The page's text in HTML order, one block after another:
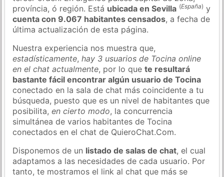
província, ó región. Está ubicada en Sevilla (España) y
cuenta con 9.067 habitantes censados, a fecha de
última actualización de esta página.
Nuestra experiencia nos muestra que,
estadísticamente,hay 3 usuarios de Tocina online
en el chat actualmente, por lo quete resultará
bastante fácil encontrar algún usuario de Tocina
conectado en la sala de chat más coincidente a tu
búsqueda, puesto que es un nivel de habitantes que
posibilita,en cierto modo, la concurrencia
simultánea de varios habitantes de Tocina
conectados en el chat de QuieroChat.Com.
Disponemos de un listado de salas de chat, el cual
adaptamos a las necesidades de cada usuario. Por
tanto, te mostramos el link al chat que más se